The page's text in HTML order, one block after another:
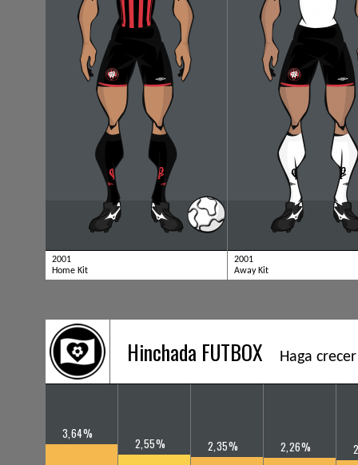
2001
Home Kit
2001
Away Kit
Hinchada FUTBOX Haga
3,64%
2,55% 2,35% 2,26%